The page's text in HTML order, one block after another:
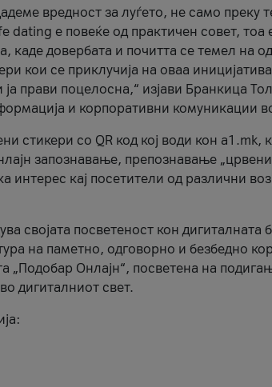
вредност за луѓето, не само преку
dating е повеќе од практичен совет,
каде довербата и почитта се темел на
кои се приклучија на оваа
прави поцелосна,“ изјави Бранкица
и корпоративни комуникации
стикери со QR код кој води кон a1.mk,
запознавање, препознавање
интерес кај посетители од различни
својата посветеност кон дигиталната
на паметно, одговорно и безбедно
„Подобар Онлајн“, посветена на
дигиталниот свет.